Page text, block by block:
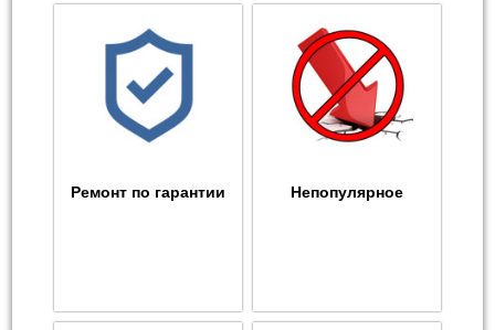
Ремонт по гарантии Непопулярное